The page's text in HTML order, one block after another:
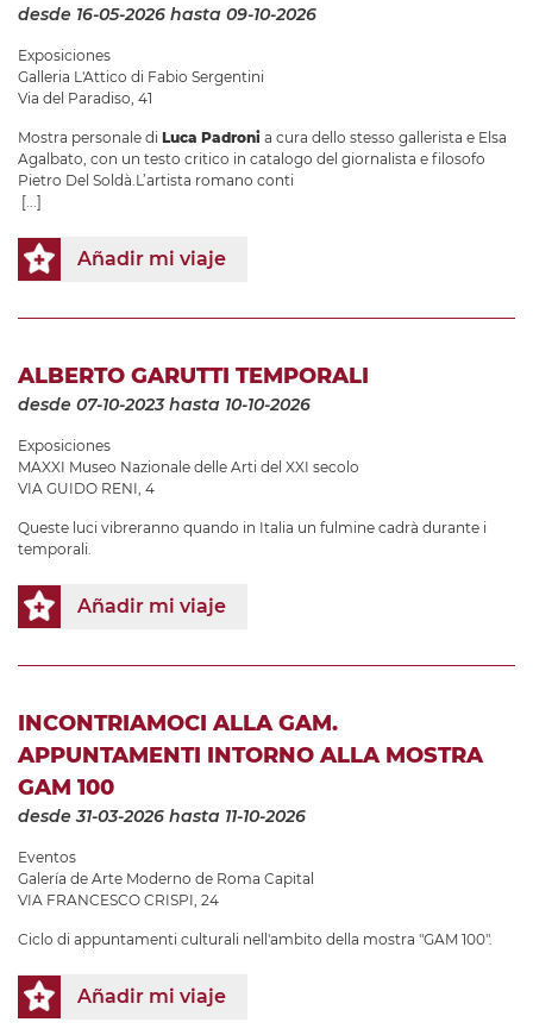
desde 16-05-2026 hasta 09-10-2026
Exposiciones
Galleria L'Attico di Fabio Sergentini
Via del Paradiso, 41
Mostra personale di Luca Padroni a cura dello stesso gallerista e Elsa
Agalbato, con un testo critico in catalogo del giornalista e filosofo
Pietro Del Soldà.L’artista romano conti
[...]
Añadir mi viaje
ALBERTO GARUTTI TEMPORALI
desde 07-10-2023hasta 10-10-2026
Exposiciones
MAXXI Museo Nazionale delle Arti del XXI secolo
VIA GUIDO RENI, 4
Queste luci vibreranno quando in Italia un fulmine cadrà durante i
temporali.
Añadir mi viaje
INCONTRIAMOCI ALLA GAM.
APPUNTAMENTI INTORNO ALLA MOSTRA
GAM 100
desde 31-03-2026 hasta 11-10-2026
Eventos
Galería de Arte Moderno de Roma Capital
VIA FRANCESCO CRISPI, 24
Ciclo di appuntamenti culturali nell'ambito della mostra "GAM 100".
Añadir mi viaje